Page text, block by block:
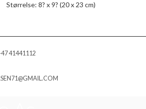
Størrelse: 8? x 9? (20 x 23 cm)
41441112